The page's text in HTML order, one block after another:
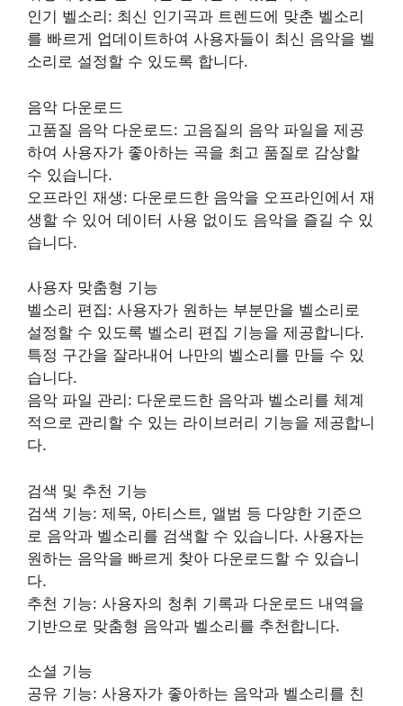
인기 벨소리: 최신 인기곡과 트렌드에 맞춘 벨소리
를 빠르게 업데이트하여 사용자들이 최신 음악을 벨
소리로 설정할 수 있도록 합니다.
음악 다운로드
고품질 음악 다운로드: 고음질의 음악 파일을 제공
하여 사용자가 좋아하는 곡을 최고 품질로 감상할
수 있습니다.
오프라인 재생: 다운로드한 음악을 오프라인에서 재
생할 수 있어 데이터 사용 없이도 음악을 즐길 수 있
습니다.
사용자 맞춤형 기능
벨소리 편집: 사용자가 원하는 부분만을 벨소리로
설정할 수 있도록 벨소리 편집 기능을 제공합니다.
특정 구간을 잘라내어 나만의 벨소리를 만들 수 있
습니다.
음악 파일 관리: 다운로드한 음악과 벨소리를 체계
적으로 관리할 수 있는 라이브러리 기능을 제공합니
다.
검색 및 추천 기능
검색 기능: 제목, 아티스트, 앨범 등 다양한 기준으
로 음악과 벨소리를 검색할 수 있습니다. 사용자는
원하는 음악을 빠르게 찾아 다운로드할 수 있습니
다.
추천 기능: 사용자의 청취 기록과 다운로드 내역을
기반으로 맞춤형 음악과 벨소리를 추천합니다.
소셜 기능
공유 기능: 사용자가 좋아하는 음악과 벨소리를 친